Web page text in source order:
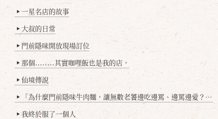
▶ 一星名店的故事
▶ 大叔的日常
▶ 門前隱味開放現場訂位
▶ 那個........其實咖哩飯也是我的店，
▶ 仙境傳說
▶ 「為什麼門前隱味牛肉麵，讓無數老饕邊吃邊罵、邊罵邊愛？小辣雞揭密！」
▶ 我終於服了一個人